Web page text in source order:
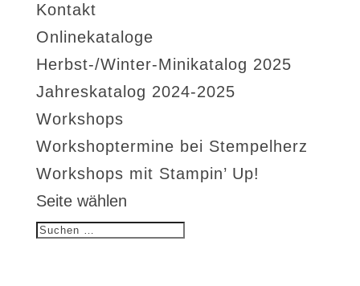
Kontakt
Onlinekataloge
Herbst-/Winter-Minikatalog 2025
Jahreskatalog 2024-2025
Workshops
Workshoptermine bei Stempelherz
Workshops mit Stampin’ Up!
Seite wählen